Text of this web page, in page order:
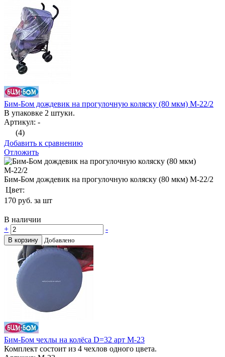
Бим-Бом дождевик на прогулочную коляску (80 мкм) М-22/2
В упаковке 2 штуки.
Артикул: -
(4)
Добавить к сравнению
Отложить
Бим-Бом дождевик на прогулочную коляску (80 мкм) М-22/2
Цвет:
170 руб. за шт
В наличии
+
-
В корзину Добавлено
Бим-Бом чехлы на колёса D=32 арт М-23
Комплект состоит из 4 чехлов одного цвета.